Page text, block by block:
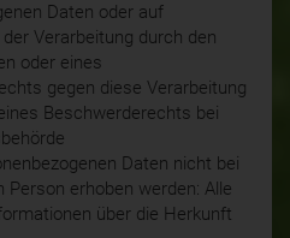
Daten oder auf
Verarbeitung durch den
oder eines
gegen diese Verarbeitung
Beschwerderechts bei
Daten nicht bei
Person erhoben werden: Alle
über die Herkunft